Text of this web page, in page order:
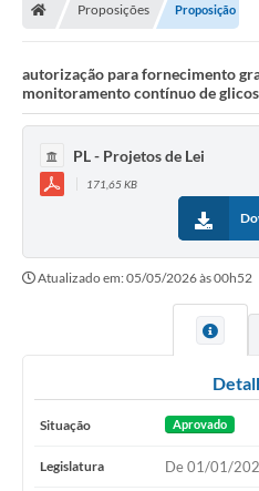
Proposições Proposição
autorização para fornecimento
monitoramento contínuo de
PL - Projetos de Lei
171,65 KB
Atualizado em: 05/05/2026 às 00h52
Situação Aprovado
Legislatura De 01/01/